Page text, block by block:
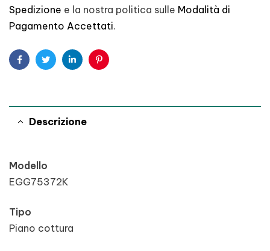
Spedizione e la nostra politica sulle Modalità di
Pagamento Accettati.
FacebookTwitterLinkedinPinterest
Descrizione
Modello
EGG75372K
Tipo
Piano cottura